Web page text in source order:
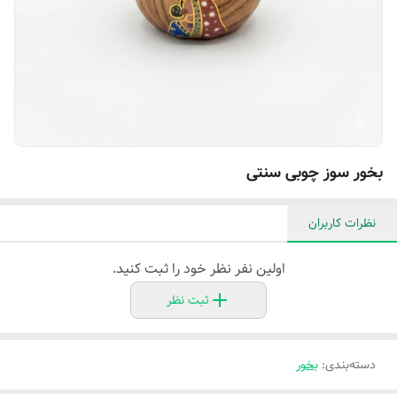
بخور سوز چوبی سنتی
نظرات کاربران
اولین نفر نظر خود را ثبت کنید.
ثبت نظر
دسته‌بندی: بخور